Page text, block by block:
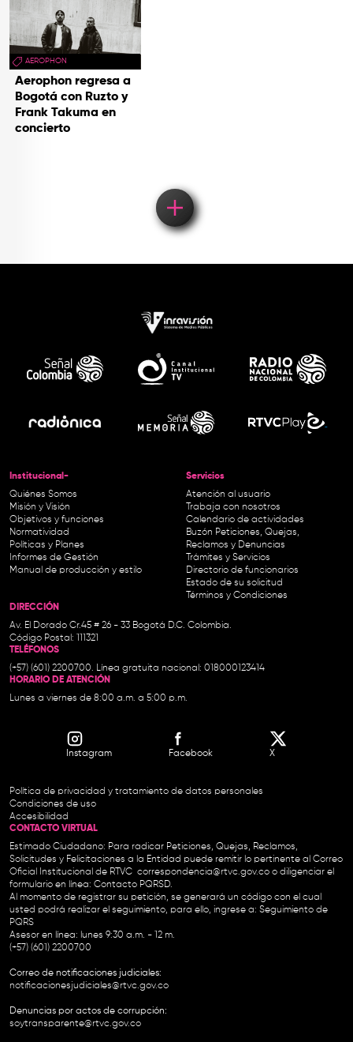
AEROPHON
Aerophon regresa a
Bogotá con Ruzto y
Frank Takuma en
concierto
Institucional-
Quiénes Somos
Misión y Visión
Objetivos y funciones
Normatividad
Políticas y Planes
Informes de Gestión
Manual de producción y estilo
Servicios
Atención al usuario
Trabaja con nosotros
Calendario de actividades
Buzón Peticiones, Quejas,
Reclamos y Denuncias
Trámites y Servicios
Directorio de funcionarios
Estado de su solicitud
Términos y Condiciones
DIRECCIÓN
Av. El Dorado Cr.45 # 26 - 33 Bogotá D.C. Colombia.
Código Postal: 111321
TELÉFONOS
(+57) (601) 2200700. Línea gratuita nacional: 018000123414
HORARIO DE ATENCIÓN
Lunes a viernes de 8:00 a.m. a 5:00 p.m.
Instagram Facebook X
Política de privacidad y tratamiento de datos personales
Condiciones de uso
Accesibilidad
CONTACTO VIRTUAL
Estimado Ciudadano: Para radicar Peticiones, Quejas, Reclamos,
Solicitudes y Felicitaciones a la Entidad puede remitir lo pertinente al Correo
Oficial Institucional de RTVC correspondencia@rtvc.gov.co o diligenciar el
formulario en línea: Contacto PQRSD.
Al momento de registrar su petición, se generará un código con el cual
usted podrá realizar el seguimiento, para ello, ingrese a: Seguimiento de
PQRS
Asesor en línea: lunes 9:30 a.m. - 12 m.
(+57) (601) 2200700
Correo de notificaciones judiciales:
notificacionesjudiciales@rtvc.gov.co
Denuncias por actos de corrupción:
soytransparente@rtvc.gov.co